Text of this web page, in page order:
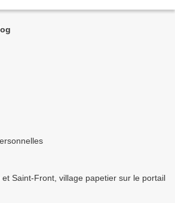
Saint-Front, village papetier sur le portail